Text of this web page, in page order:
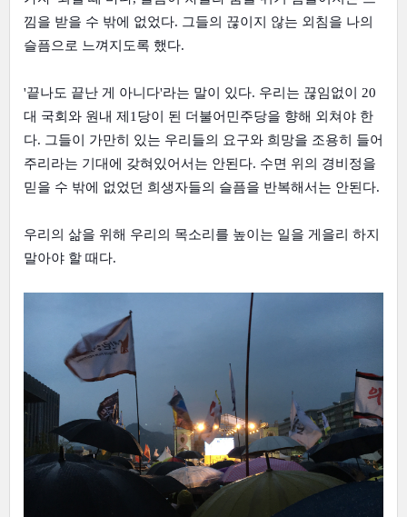
낌을 받을 수 밖에 없었다. 그들의 끊이지 않는 외침을 나의
슬픔으로 느껴지도록 했다.
'끝나도 끝난 게 아니다'라는 말이 있다. 우리는 끊임없이 20
대 국회와 원내 제1당이 된 더불어민주당을 향해 외쳐야 한
다. 그들이 가만히 있는 우리들의 요구와 희망을 조용히 들어
주리라는 기대에 갖혀있어서는 안된다. 수면 위의 경비정을
믿을 수 밖에 없었던 희생자들의 슬픔을 반복해서는 안된다.
우리의 삶을 위해 우리의 목소리를 높이는 일을 게을리 하지
말아야 할 때다.